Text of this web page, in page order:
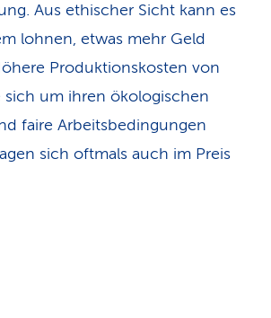
Aus ethischer Sicht kann es
lohnen, etwas mehr Geld
Produktionskosten von
sich um ihren ökologischen
faire Arbeitsbedingungen
sich oftmals auch im Preis